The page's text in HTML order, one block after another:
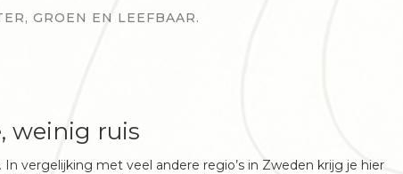
GROEN EN LEEFBAAR.
weinig ruis
vergelijking met veel andere regio’s in Zweden krijg je hier